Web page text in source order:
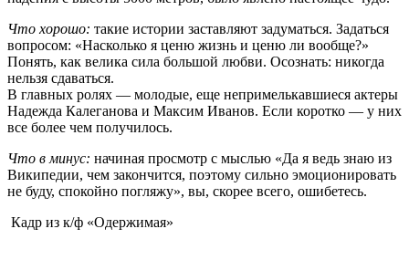
Что хорошо: такие истории заставляют задуматься. Задаться
вопросом: «Насколько я ценю жизнь и ценю ли вообще?»
Понять, как велика сила большой любви. Осознать: никогда
нельзя сдаваться.
В главных ролях — молодые, еще непримелькавшиеся актеры
Надежда Калеганова и Максим Иванов. Если коротко — у них
все более чем получилось.
Что в минус: начиная просмотр с мыслью «Да я ведь знаю из
Википедии, чем закончится, поэтому сильно эмоционировать
не буду, спокойно погляжу», вы, скорее всего, ошибетесь.
Кадр из к/ф «Одержимая»